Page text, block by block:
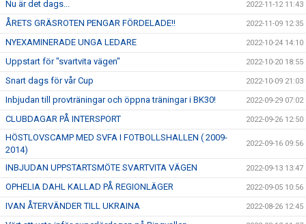
Nu är det dags... 2022-11-12 11:43
ÅRETS GRÄSROTEN PENGAR FÖRDELADE!! 2022-11-09 12:35
NYEXAMINERADE UNGA LEDARE 2022-10-24 14:10
Uppstart för "svartvita vägen" 2022-10-20 18:55
Snart dags för vår Cup 2022-10-09 21:03
Inbjudan till provträningar och öppna träningar i BK30! 2022-09-29 07:02
CLUBDAGAR PÅ INTERSPORT 2022-09-26 12:50
HÖSTLOVSCAMP MED SVFA I FOTBOLLSHALLEN ( 2009-
2014)
2022-09-16 09:56
INBJUDAN UPPSTARTSMÖTE SVARTVITA VÄGEN 2022-09-13 13:47
OPHELIA DAHL KALLAD PÅ REGIONLÄGER 2022-09-05 10:56
IVAN ÅTERVÄNDER TILL UKRAINA 2022-08-26 12:45